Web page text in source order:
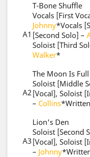
A1
T-Bone Shuffle
Vocals [First
Johnny*Vocals
[Second Solo] –
Soloist [Third
Walker*
A2
The Moon Is Full
Soloist [Middle
[Vocal], Soloist
– Collins*
A3
Lion's Den
Soloist [Second
[Vocal], Soloist
– Johnny*